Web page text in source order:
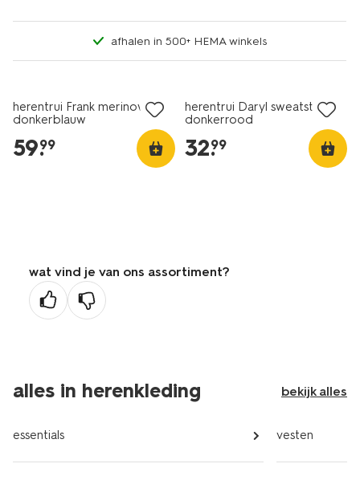
afhalen in 500+ HEMA winkels
herentrui Frank merinowol
donkerblauw
59.
99
herentrui Daryl sweatstof
donkerrood
32.
99
wat vind je van ons assortiment?
alles in herenkleding bekijk alles
essentials vesten